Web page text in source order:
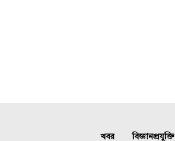
খবর বিজ্ঞানপ্রযুক্তি